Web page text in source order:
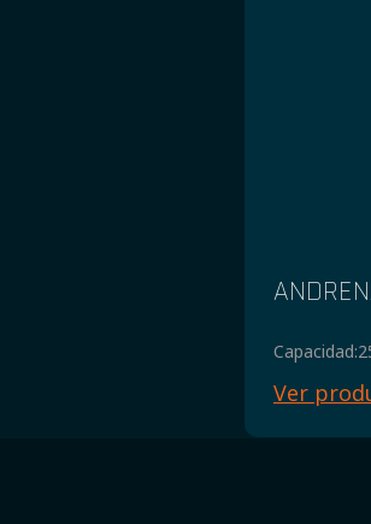
Capacidad:
Ver